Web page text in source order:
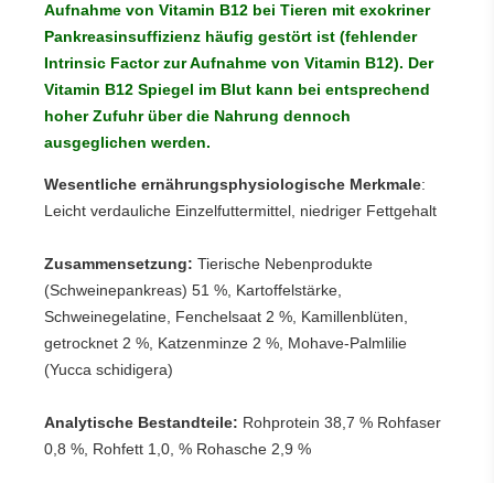
Aufnahme von Vitamin B12 bei Tieren mit exokriner
Pankreasinsuffizienz häufig gestört ist (fehlender
Intrinsic Factor zur Aufnahme von Vitamin B12). Der
Vitamin B12 Spiegel im Blut kann bei entsprechend
hoher Zufuhr über die Nahrung dennoch
ausgeglichen werden.
Wesentliche ernährungsphysiologische Merkmale:
Leicht verdauliche Einzelfuttermittel, niedriger Fettgehalt
Zusammensetzung: Tierische Nebenprodukte
(Schweinepankreas) 51 %, Kartoffelstärke,
Schweinegelatine, Fenchelsaat 2 %, Kamillenblüten,
getrocknet 2 %, Katzenminze 2 %, Mohave-Palmlilie
(Yucca schidigera)
Analytische Bestandteile: Rohprotein 38,7 % Rohfaser
0,8 %, Rohfett 1,0, % Rohasche 2,9 %